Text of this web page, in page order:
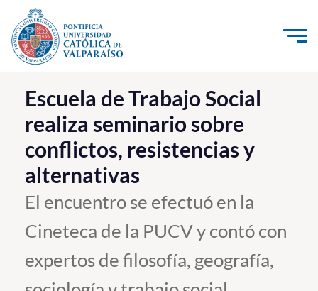
Click acá para ir directamente al contenido
La Universidad
Investigación, Creación e Innovación
PUCV Internacional
Vinculación con el Medio
Admisión
Postgrado
Escuela de Trabajo Social
realiza seminario sobre
conflictos, resistencias y
alternativas
El encuentro se efectuó en la
Cineteca de la PUCV y contó con
expertos de filosofía, geografía,